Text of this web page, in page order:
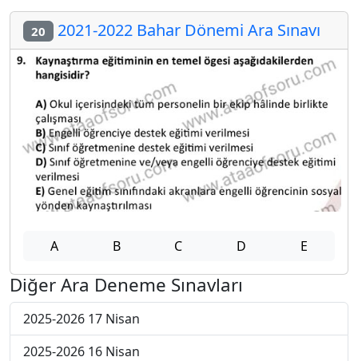
20 2021-2022 Bahar Dönemi Ara Sınavı
A B C D E
Diğer Ara Deneme Sınavları
2025-2026 17 Nisan
2025-2026 16 Nisan